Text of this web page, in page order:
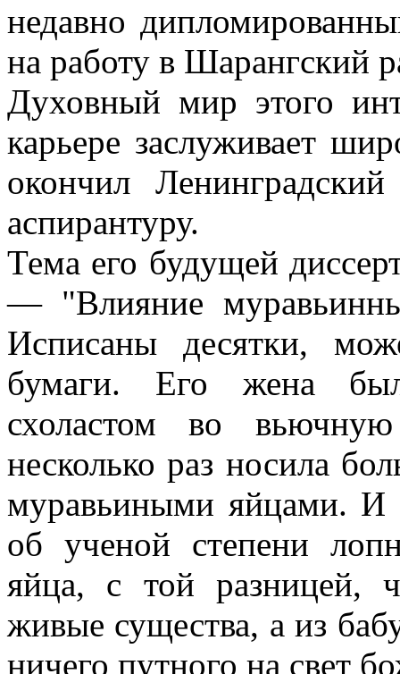
недавно
на работу в Шарангский
Духовный мир этого
карьере заслуживает
окончил
аспирантуру.
Тема его будущей
— "Влияние
Исписаны десятки,
бумаги. Его жена
схоластом во
несколько раз носила
муравьиными яйцами. И
об ученой степени
яйца, с той разницей,
живые существа, а из
ничего путного на свет